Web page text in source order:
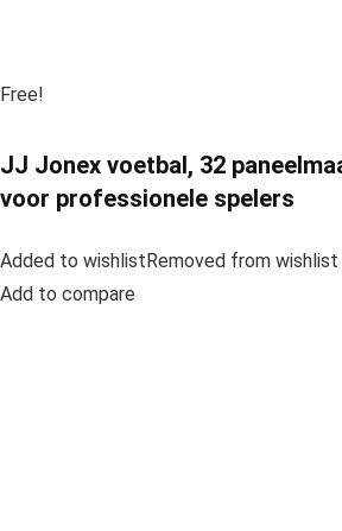
Free!
JJ Jonex voetbal, 32
voor professionele spelers
Added to wishlistRemoved from wishlist
Add to compare